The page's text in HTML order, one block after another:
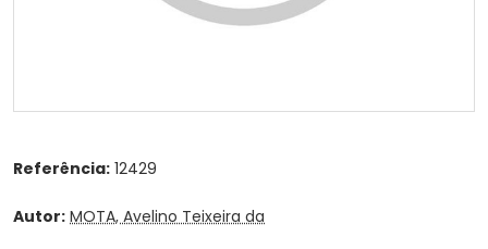
Referência: 12429
Autor: MOTA, Avelino Teixeira da